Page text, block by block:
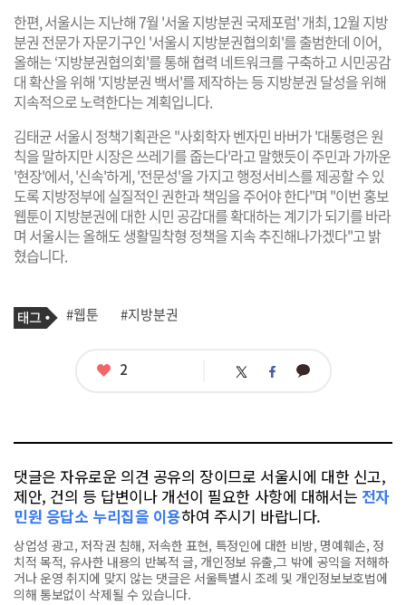
한편, 서울시는 지난해 7월 '서울 지방분권 국제포럼' 개최, 12월 지방
분권 전문가 자문기구인 '서울시 지방분권협의회'를 출범한데 이어,
올해는 ‘지방분권협의회'를 통해 협력 네트워크를 구축하고 시민공감
대 확산을 위해 '지방분권 백서'를 제작하는 등 지방분권 달성을 위해
지속적으로 노력한다는 계획입니다.
김태균 서울시 정책기획관은 "사회학자 벤자민 바버가 '대통령은 원
칙을 말하지만 시장은 쓰레기를 줍는다'라고 말했듯이 주민과 가까운
'현장'에서, '신속'하게, '전문성'을 가지고 행정서비스를 제공할 수 있
도록 지방정부에 실질적인 권한과 책임을 주어야 한다"며 "이번 홍보
웹툰이 지방분권에 대한 시민 공감대를 확대하는 계기가 되기를 바라
며 서울시는 올해도 생활밀착형 정책을 지속 추진해나가겠다"고 밝
혔습니다.
기
사
태
그
#웹툰 #지방분권
좋
2 트 페 카
댓글은 자유로운 의견 공유의 장이므로 서울시에 대한 신고,
제안, 건의 등 답변이나 개선이 필요한 사항에 대해서는 전자
민원 응답소 누리집을 이용하여 주시기 바랍니다.
상업성 광고, 저작권 침해, 저속한 표현, 특정인에 대한 비방, 명예훼손, 정
치적 목적, 유사한 내용의 반복적 글, 개인정보 유출,그 밖에 공익을 저해하
거나 운영 취지에 맞지 않는 댓글은 서울특별시 조례 및 개인정보보호법에
의해 통보없이 삭제될 수 있습니다.